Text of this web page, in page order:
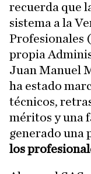
recuerda que
sistema a la
Profesionales
propia
Juan Manuel
ha estado
técnicos,
méritos y una
generado una
los